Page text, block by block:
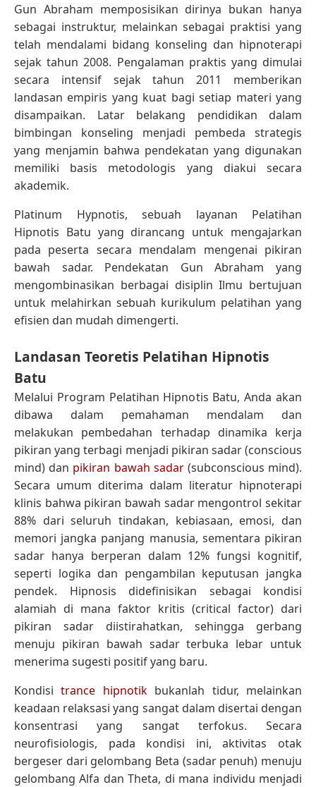
Gun Abraham memposisikan dirinya bukan hanya
sebagai instruktur, melainkan sebagai praktisi yang
telah mendalami bidang konseling dan hipnoterapi
sejak tahun 2008. Pengalaman praktis yang dimulai
secara intensif sejak tahun 2011 memberikan
landasan empiris yang kuat bagi setiap materi yang
disampaikan. Latar belakang pendidikan dalam
bimbingan konseling menjadi pembeda strategis
yang menjamin bahwa pendekatan yang digunakan
memiliki basis metodologis yang diakui secara
akademik.
Platinum Hypnotis, sebuah layanan Pelatihan
Hipnotis Batu yang dirancang untuk mengajarkan
pada peserta secara mendalam mengenai pikiran
bawah sadar. Pendekatan Gun Abraham yang
mengombinasikan berbagai disiplin Ilmu bertujuan
untuk melahirkan sebuah kurikulum pelatihan yang
efisien dan mudah dimengerti.
Landasan Teoretis Pelatihan Hipnotis
Batu
Melalui Program Pelatihan Hipnotis Batu, Anda akan
dibawa dalam pemahaman mendalam dan
melakukan pembedahan terhadap dinamika kerja
pikiran yang terbagi menjadi pikiran sadar (conscious
mind) dan pikiran bawah sadar(subconscious mind).
Secara umum diterima dalam literatur hipnoterapi
klinis bahwa pikiran bawah sadar mengontrol sekitar
88% dari seluruh tindakan, kebiasaan, emosi, dan
memori jangka panjang manusia, sementara pikiran
sadar hanya berperan dalam 12% fungsi kognitif,
seperti logika dan pengambilan keputusan jangka
pendek. Hipnosis didefinisikan sebagai kondisi
alamiah di mana faktor kritis (critical factor) dari
pikiran sadar diistirahatkan, sehingga gerbang
menuju pikiran bawah sadar terbuka lebar untuk
menerima sugesti positif yang baru.
Kondisitrance hipnotikbukanlah tidur, melainkan
keadaan relaksasi yang sangat dalam disertai dengan
konsentrasi yang sangat terfokus. Secara
neurofisiologis, pada kondisi ini, aktivitas otak
bergeser dari gelombang Beta (sadar penuh) menuju
gelombang Alfa dan Theta, di mana individu menjadi